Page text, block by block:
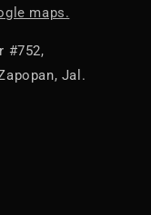
maps.
#752,
Jal.